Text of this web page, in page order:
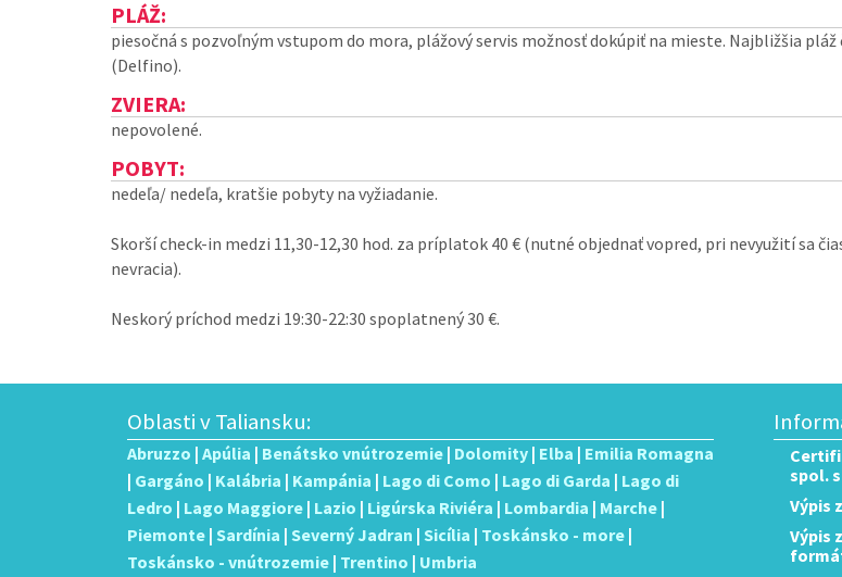
PLÁŽ:
piesočná s pozvoľným vstupom do mora, plážový servis možnosť dokúpiť na mieste. Najbližšia pláž
(Delfino).
ZVIERA:
nepovolené.
POBYT:
nedeľa/ nedeľa, kratšie pobyty na vyžiadanie.
Skorší check-in medzi 11,30-12,30 hod. za príplatok 40 € (nutné objednať vopred, pri nevyužití sa
nevracia).
Neskorý príchod medzi 19:30-22:30 spoplatnený 30 €.
Oblasti v Taliansku:
Abruzzo | Apúlia | Benátsko vnútrozemie | Dolomity | Elba | Emilia Romagna
| Gargáno | Kalábria | Kampánia | Lago di Como | Lago di Garda | Lago di
Ledro | Lago Maggiore | Lazio | Ligúrska Riviéra | Lombardia | Marche |
Piemonte | Sardínia | Severný Jadran | Sicília | Toskánsko - more |
Toskánsko - vnútrozemie | Trentino | Umbria
spol.
Výpis
Výpis